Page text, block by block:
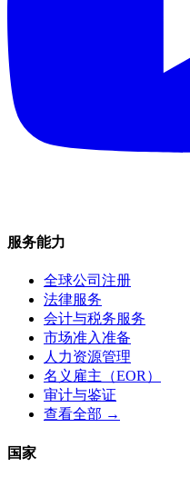
服务能力
全球公司注册
法律服务
会计与税务服务
市场准入准备
人力资源管理
名义雇主（EOR）
审计与鉴证
查看全部 →
国家